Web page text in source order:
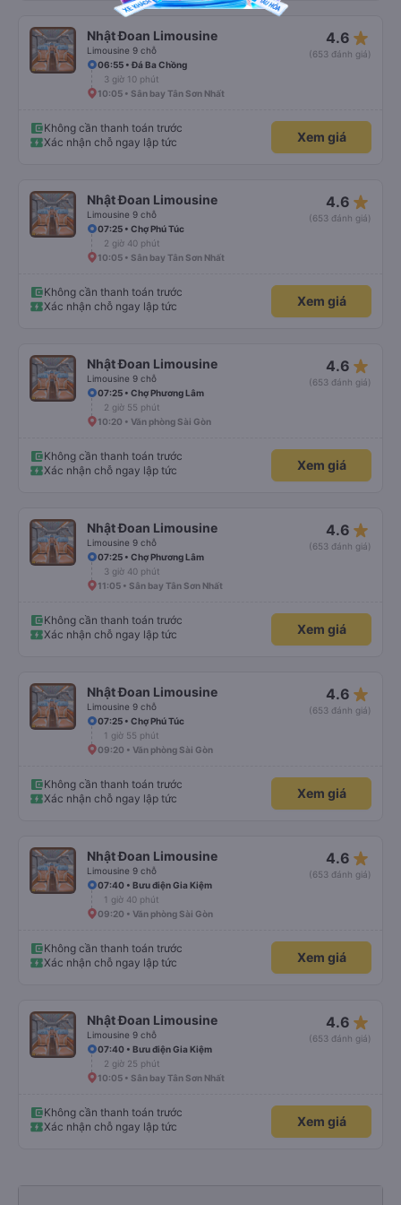
Nhật Đoan Limousine
Limousine 9 chỗ
4.6 star_rate
(653 đánh giá)
06:55 • Đá Ba Chồng
3 giờ 10 phút
10:05 • Sân bay Tân Sơn Nhất
Không cần thanh toán trước
Xác nhận chỗ ngay lập tức
Xem giá
Nhật Đoan Limousine
Limousine 9 chỗ
4.6 star_rate
(653 đánh giá)
07:25 • Chợ Phú Túc
2 giờ 40 phút
10:05 • Sân bay Tân Sơn Nhất
Không cần thanh toán trước
Xác nhận chỗ ngay lập tức
Xem giá
Nhật Đoan Limousine
Limousine 9 chỗ
4.6 star_rate
(653 đánh giá)
07:25 • Chợ Phương Lâm
2 giờ 55 phút
10:20 • Văn phòng Sài Gòn
Không cần thanh toán trước
Xác nhận chỗ ngay lập tức
Xem giá
Nhật Đoan Limousine
Limousine 9 chỗ
4.6 star_rate
(653 đánh giá)
07:25 • Chợ Phương Lâm
3 giờ 40 phút
11:05 • Sân bay Tân Sơn Nhất
Không cần thanh toán trước
Xác nhận chỗ ngay lập tức
Xem giá
Nhật Đoan Limousine
Limousine 9 chỗ
4.6 star_rate
(653 đánh giá)
07:25 • Chợ Phú Túc
1 giờ 55 phút
09:20 • Văn phòng Sài Gòn
Không cần thanh toán trước
Xác nhận chỗ ngay lập tức
Xem giá
Nhật Đoan Limousine
Limousine 9 chỗ
4.6 star_rate
(653 đánh giá)
07:40 • Bưu điện Gia Kiệm
1 giờ 40 phút
09:20 • Văn phòng Sài Gòn
Không cần thanh toán trước
Xác nhận chỗ ngay lập tức
Xem giá
Nhật Đoan Limousine
Limousine 9 chỗ
4.6 star_rate
(653 đánh giá)
07:40 • Bưu điện Gia Kiệm
2 giờ 25 phút
10:05 • Sân bay Tân Sơn Nhất
Không cần thanh toán trước
Xác nhận chỗ ngay lập tức
Xem giá